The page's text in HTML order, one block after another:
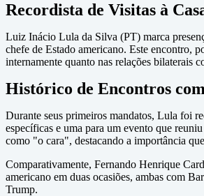
Recordista de Visitas à
Luiz Inácio Lula da Silva (PT) marca
chefe de Estado americano. Este encontro,
internamente quanto nas relações bilaterais
Histórico de Encontros
Durante seus primeiros mandatos, Lula foi
específicas e uma para um evento que
como "o cara", destacando a importância
Comparativamente, Fernando Henrique
americano em duas ocasiões, ambas com
Trump.